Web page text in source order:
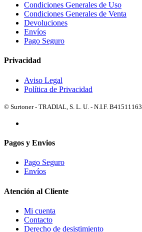
Condiciones Generales de Uso
Condiciones Generales de Venta
Devoluciones
Envíos
Pago Seguro
Privacidad
Aviso Legal
Política de Privacidad
© Surtoner - TRADIAL, S. L. U. - N.I.F. B41511163
Pagos y Envios
Pago Seguro
Envíos
Atención al Cliente
Mi cuenta
Contacto
Derecho de desistimiento